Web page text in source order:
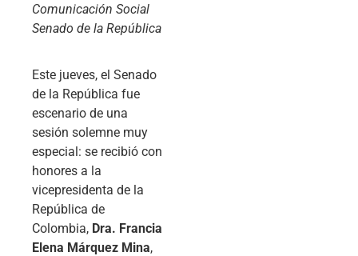
Comunicación Social
Senado de la República
Este jueves, el Senado
de la República fue
escenario de una
sesión solemne muy
especial: se recibió con
honores a la
vicepresidenta de la
República de
Colombia, Dra. Francia
Elena Márquez Mina,